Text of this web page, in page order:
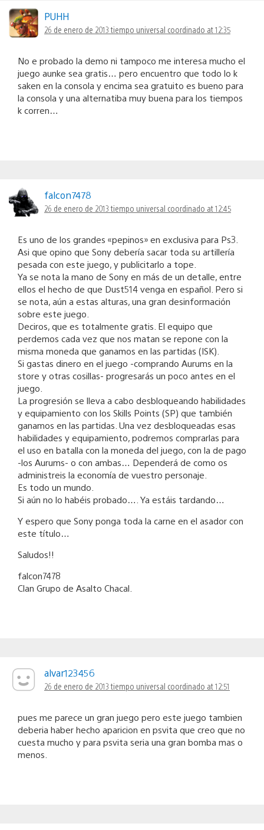
PUHH
26 de enero de 2013 tiempo universal coordinado at 12:35
No e probado la demo ni tampoco me interesa mucho el
juego aunke sea gratis… pero encuentro que todo lo k
saken en la consola y encima sea gratuito es bueno para
la consola y una alternatiba muy buena para los tiempos
k corren…
falcon7478
26 de enero de 2013 tiempo universal coordinado at 12:45
Es uno de los grandes «pepinos» en exclusiva para Ps3.
Asi que opino que Sony debería sacar toda su artillería
pesada con este juego, y publicitarlo a tope.
Ya se nota la mano de Sony en más de un detalle, entre
ellos el hecho de que Dust514 venga en español. Pero si
se nota, aún a estas alturas, una gran desinformación
sobre este juego.
Deciros, que es totalmente gratis. El equipo que
perdemos cada vez que nos matan se repone con la
misma moneda que ganamos en las partidas (ISK).
Si gastas dinero en el juego -comprando Aurums en la
store y otras cosillas- progresarás un poco antes en el
juego.
La progresión se lleva a cabo desbloqueando habilidades
y equipamiento con los Skills Points (SP) que también
ganamos en las partidas. Una vez desbloqueadas esas
habilidades y equipamiento, podremos comprarlas para
el uso en batalla con la moneda del juego, con la de pago
-los Aurums- o con ambas… Dependerá de como os
administreis la economía de vuestro personaje.
Es todo un mundo.
Si aún no lo habéis probado…. Ya estáis tardando…
Y espero que Sony ponga toda la carne en el asador con
este título…
Saludos!!
falcon7478
Clan Grupo de Asalto Chacal.
alvar123456
26 de enero de 2013 tiempo universal coordinado at 12:51
pues me parece un gran juego pero este juego tambien
deberia haber hecho aparicion en psvita que creo que no
cuesta mucho y para psvita seria una gran bomba mas o
menos.